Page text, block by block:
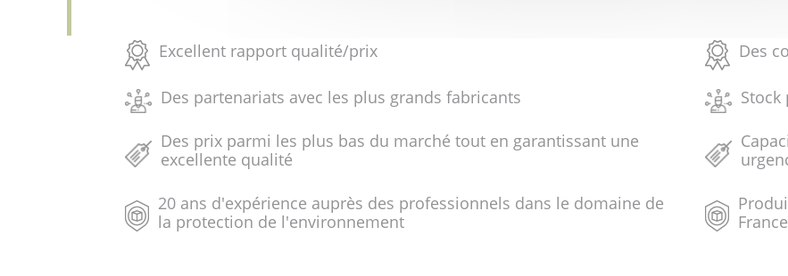
Excellent rapport qualité/prix
Des partenariats avec les plus grands fabricants
Des prix parmi les plus bas du marché tout en garantissant une
excellente qualité
20 ans d'expérience auprès des professionnels dans le domaine de
la protection de l'environnement
Des
France